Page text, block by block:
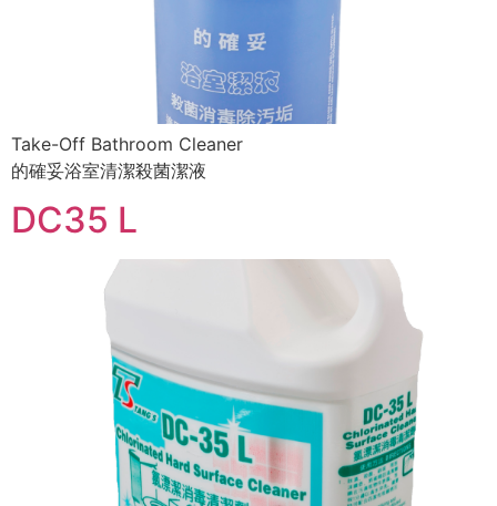
Take-Off Bathroom Cleaner
的確妥浴室清潔殺菌潔液
DC35 L